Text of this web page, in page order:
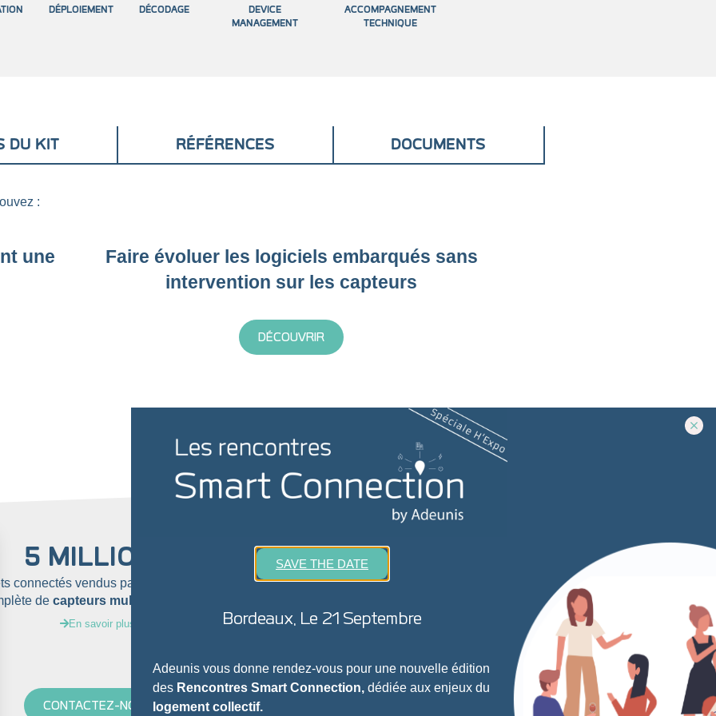
DÉPLOIEMENT DÉCODAGE
DEVICE
MANAGEMENT
ACCOMPAGNEMENT
TECHNIQUE
DU KIT RÉFÉRENCES DOCUMENTS
:
une
Faire évoluer les logiciels embarqués sans
intervention sur les capteurs
DÉCOUVRIR
5 MILLIONS
connectés vendus parmi notre gamme
decapteurs multi-réseaux IoT
En savoir plus
3 CLICS
pourconfigurer et maintenir
opérationnelles
CONTACTEZ-NOUS
SAVE THE DATE
Bordeaux, Le 21 Septembre
Adeunis vous donne rendez-vous pour une nouvelle édition
des Rencontres Smart Connection, dédiée aux enjeux du
logement collectif.